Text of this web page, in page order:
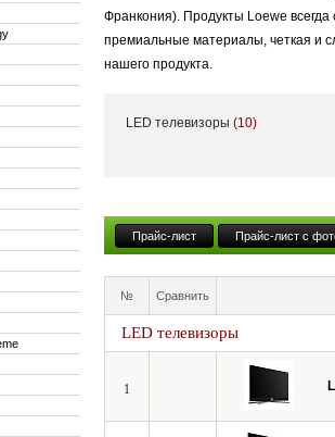
Франкония). Продукты Loewe
премиальные материалы, четкая и
нашего продукта.
Всю свою более чем 90-летнюю
расположены в городе Кронах
специализированном предприятии
Германии».
Loewe находит партнеров,
процесс производства, проверяя
LED телевизоры (10)
Прайс-лист Прайс-лист с
№ Сравнить
LED телевизоры
1